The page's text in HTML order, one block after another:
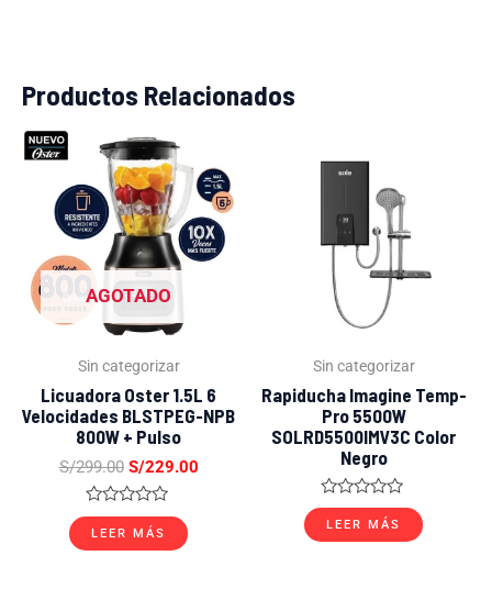
Productos Relacionados
AGOTADO
Sin categorizar
Licuadora Oster 1.5L 6
Velocidades BLSTPEG-NPB
800W + Pulso
S/299.00
El
precio
original
era:
S/299.00.
S/229.00
actual
es:
S/229.00.
Valorado
con
0
LEER MÁS
Sin categorizar
Rapiducha Imagine Temp-
Pro 5500W
SOLRD5500IMV3C Color
Negro
Valorado
con
0
LEER MÁS